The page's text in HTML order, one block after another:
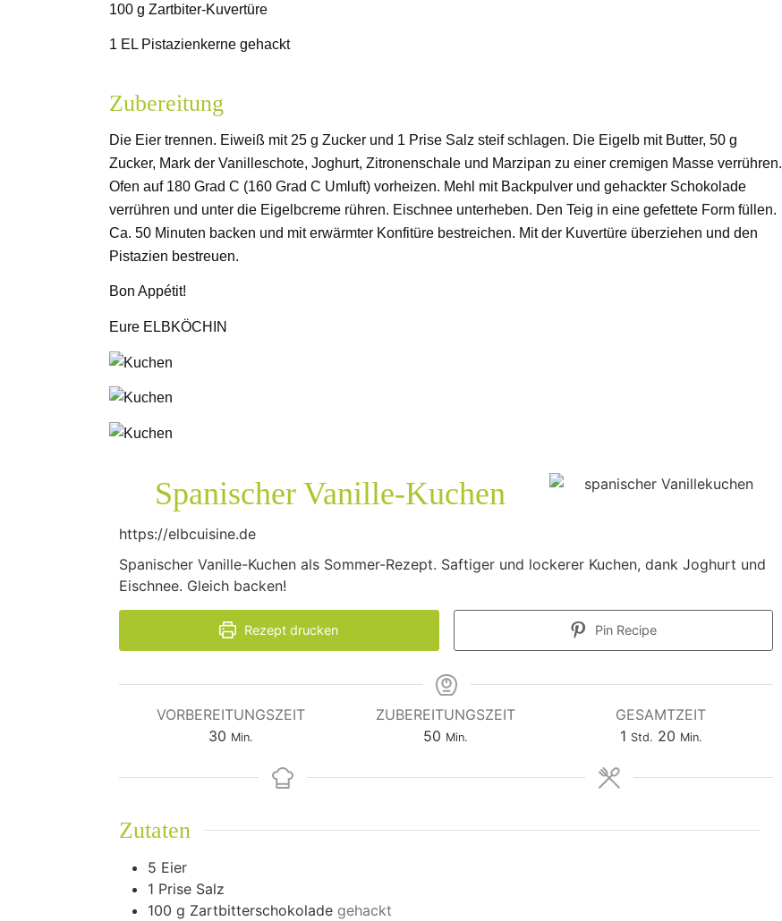
100 g Zartbiter-Kuvertüre
1 EL Pistazienkerne gehackt
Zubereitung
Die Eier trennen. Eiweiß mit 25 g Zucker und 1 Prise Salz steif schlagen. Die Eigelb mit Butter, 50 g
Zucker, Mark der Vanilleschote, Joghurt, Zitronenschale und Marzipan zu einer cremigen Masse verrühren.
Ofen auf 180 Grad C (160 Grad C Umluft) vorheizen. Mehl mit Backpulver und gehackter Schokolade
verrühren und unter die Eigelbcreme rühren. Eischnee unterheben. Den Teig in eine gefettete Form füllen.
Ca. 50 Minuten backen und mit erwärmter Konfitüre bestreichen. Mit der Kuvertüre überziehen und den
Pistazien bestreuen.
Bon Appétit!
Eure ELBKÖCHIN
Spanischer Vanille-Kuchen
https://elbcuisine.de
Spanischer Vanille-Kuchen als Sommer-Rezept. Saftiger und lockerer Kuchen, dank Joghurt und
Eischnee. Gleich backen!
Rezept drucken Pin Recipe
VORBEREITUNGSZEIT
30 Minuten
Min.
ZUBEREITUNGSZEIT
50 Minuten
Min.
GESAMTZEIT
1Stunde
Std. 20Minuten
Min.
Zutaten
5 Eier
1 Prise Salz
100 g Zartbitterschokolade gehackt